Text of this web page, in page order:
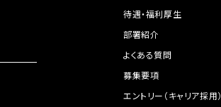
待遇・福利厚生
部署紹介
よくある質問
募集要項
エントリー（キャリア採用）